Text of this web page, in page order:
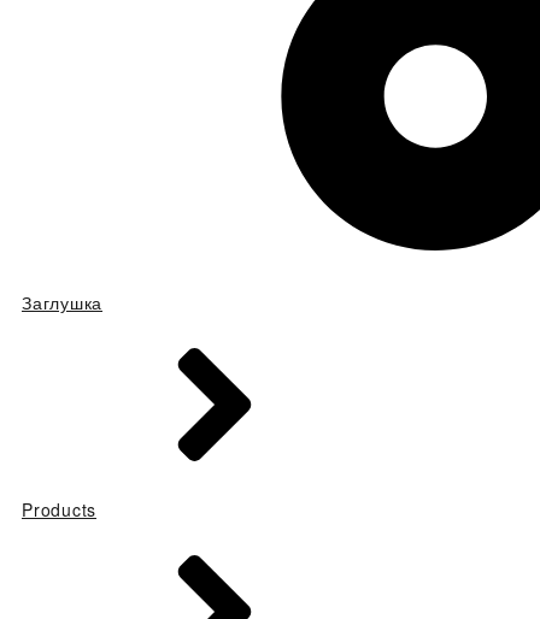
Заглушка
Products